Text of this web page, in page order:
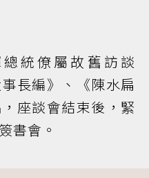
統僚屬故舊訪談
長編》、《陳水扁
座談會結束後，緊
書會。